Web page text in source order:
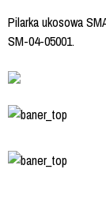
Pilarka ukosowa
SM-04-05001.